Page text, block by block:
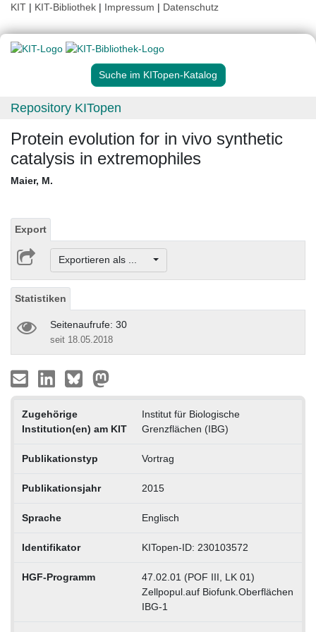
KIT | KIT-Bibliothek | Impressum | Datenschutz
Suche im KITopen-Katalog
Repository KITopen
Protein evolution for in vivo synthetic
catalysis in extremophiles
Maier, M.
Export
Exportieren als ...
Statistiken
Seitenaufrufe: 30
seit 18.05.2018
Zugehörige
Institution(en) am KIT
Institut für Biologische
Grenzflächen (IBG)
Publikationstyp Vortrag
Publikationsjahr 2015
Sprache Englisch
Identifikator KITopen-ID: 230103572
HGF-Programm
47.02.01 (POF III, LK 01)
Zellpopul.auf Biofunk.Oberflächen
IBG-1